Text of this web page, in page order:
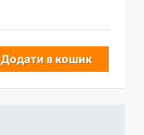
Додати в кошик